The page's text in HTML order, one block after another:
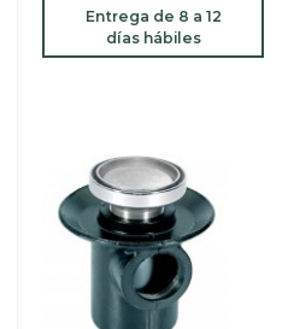
Entrega de 8 a 12
días hábiles